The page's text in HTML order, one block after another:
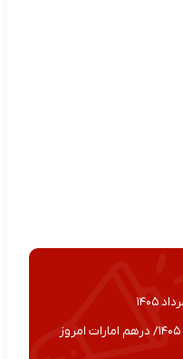
قیمت درهم امروز جمعه ۱۶ مرداد ۱۴۰۵/ درهم امارات امروز